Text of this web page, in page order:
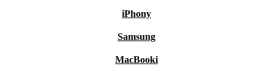
iPhony
Samsung
MacBooki